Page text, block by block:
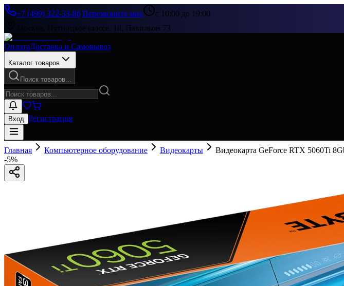
+7 (499) 322-33-86|Перезвоните мне
с 10:00 до 19:00
Москва, Пятницкое шоссе, 18, Павильон 73
ОплатаДоставка и Самовывоз
Каталог товаров
Поиск товаров...
Вход Регистрация
Главная Компьютерное оборудование Видеокарты
Видеокарта GeForce RTX 5060Ti
-5%